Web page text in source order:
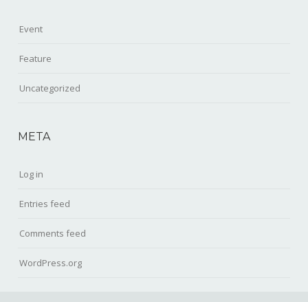
Event
Feature
Uncategorized
META
Log in
Entries feed
Comments feed
WordPress.org